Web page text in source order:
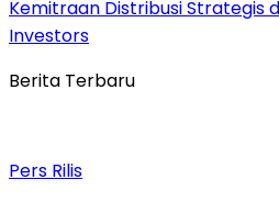
Kemitraan Distribusi Strategis
Investors
Berita Terbaru
Pers Rilis